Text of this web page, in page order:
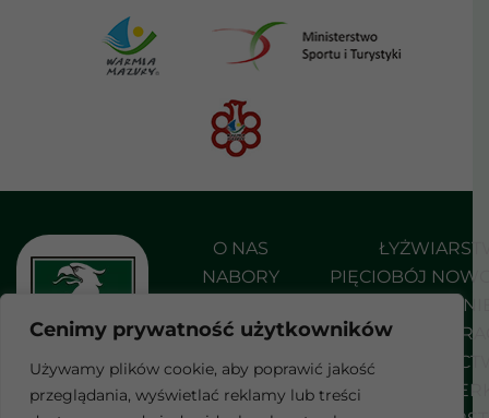
Cenimy prywatność użytkowników
Używamy plików cookie, aby poprawić jakość
przeglądania, wyświetlać reklamy lub treści
O NAS
NABORY
DO POBRANIA
KONTAKT
F
PIĘCIOBÓJ
SHORT